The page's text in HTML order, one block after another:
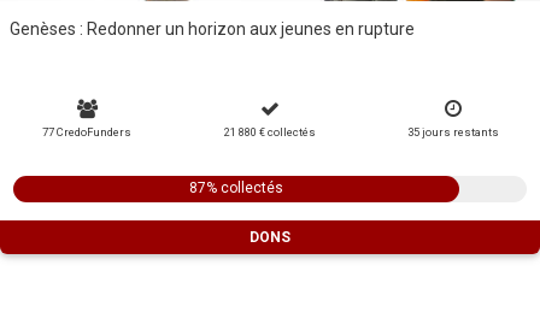
Genèses : Redonner un horizon aux jeunes en rupture
77 CredoFunders 21 880 €collectés 35jours restants
87% collectés
DONS